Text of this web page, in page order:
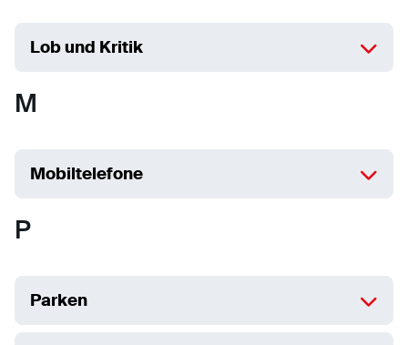
Lob und Kritik
M
Mobiltelefone
P
Parken